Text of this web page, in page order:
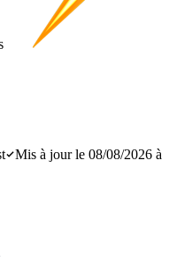
Mis à jour le 08/08/2026 à